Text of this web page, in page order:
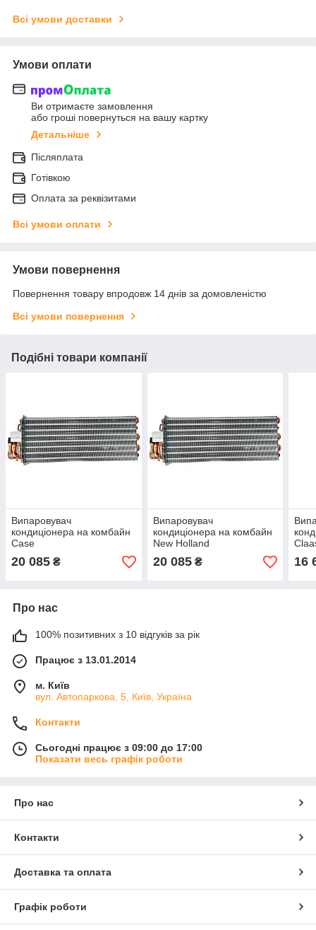
Всі умови доставки
Умови оплати
Ви отримаєте замовлення
або гроші повернуться на вашу картку
Детальніше
Післяплата
Готівкою
Оплата за реквізитами
Всі умови оплати
Умови повернення
Повернення товару впродовж 14 днів за домовленістю
Всі умови повернення
Подібні товари компанії
Випаровувач
кондиціонера на комбайн
Case
20 085 ₴
Випаровувач
кондиціонера на комбайн
New Holland
20 085₴ 16
Про нас
100% позитивних з 10 відгуків за рік
Працює з 13.01.2014
м. Київ
вул. Автопаркова, 5, Київ, Україна
Контакти
Сьогодні працює з 09:00 до 17:00
Показати весь графік роботи
Про нас
Контакти
Доставка та оплата
Графік роботи